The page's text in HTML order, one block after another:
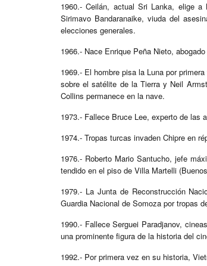
1960.- Ceilán, actual Sri Lanka, elige
Sirimavo Bandaranaike, viuda del
elecciones generales.
1966.- Nace Enrique Peña Nieto,
1969.- El hombre pisa la Luna por
sobre el satélite de la Tierra y Neil
Collins permanece en la nave.
1973.- Fallece Bruce Lee, experto de las
1974.- Tropas turcas invaden Chipre en
1976.- Roberto Mario Santucho, jefe
tendido en el piso de Villa Martelli
1979.- La Junta de Reconstrucción
Guardia Nacional de Somoza por tropas
1990.- Fallece Serguei Paradjanov,
una prominente figura de la historia del
1992.- Por primera vez en su historia,